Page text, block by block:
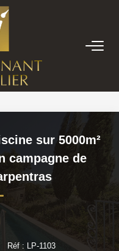
sur 5000m²
campagne de
Réf : LP-1103